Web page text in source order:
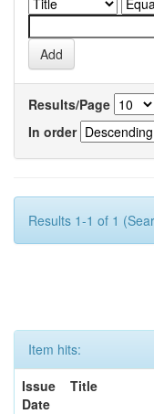
Results/Page
In order
Results 1-1 of 1
Item hits:
Issue
Date
Title